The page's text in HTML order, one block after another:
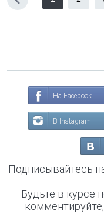
На Facebook
В Instagram
Подписывайтесь
Будьте в курсе